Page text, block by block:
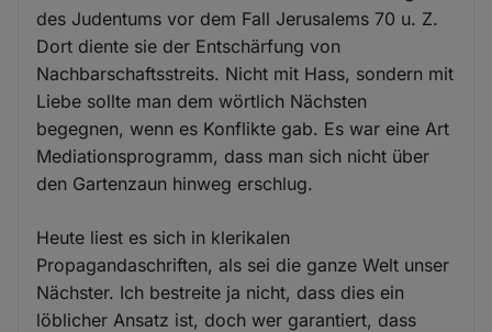
des Judentums vor dem Fall Jerusalems 70 u. Z.
Dort diente sie der Entschärfung von
Nachbarschaftsstreits. Nicht mit Hass, sondern mit
Liebe sollte man dem wörtlich Nächsten
begegnen, wenn es Konflikte gab. Es war eine Art
Mediationsprogramm, dass man sich nicht über
den Gartenzaun hinweg erschlug.
Heute liest es sich in klerikalen
Propagandaschriften, als sei die ganze Welt unser
Nächster. Ich bestreite ja nicht, dass dies ein
löblicher Ansatz ist, doch wer garantiert, dass